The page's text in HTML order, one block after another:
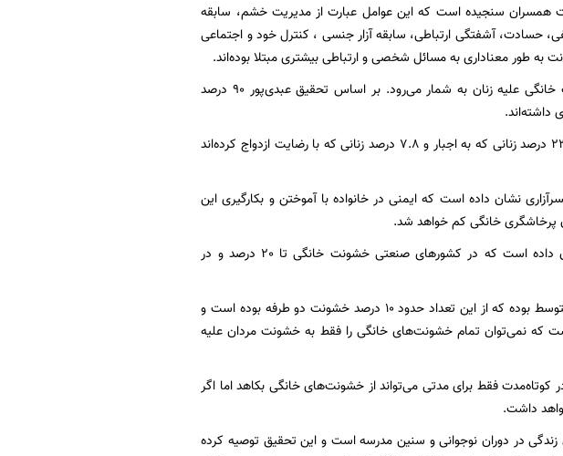
همسران سنجیده است که این عوامل عبارت از مدیریت خشم، سابقه
حسادت، آشفتگی ارتباطی،‌ سابقه آزار جنسی ، کنترل خود و اجتماعی
معناداری به مسائل شخصی و ارتباطی بیشتری مبتلا بوده‌اند.
اجباری بودن ازدواج و تعدد زوجات نیز از امور موثر در بروز خشونت خانگی علیه زنان به شمار می‌رود. بر اساس تحقیق عبدی‌پور 90 درصد
داشته‌اند.
یک تحقیق توسط هاشمی‌نسب در کشور نیز نشان داده است که 23.5 درصد زنانی که به اجبار و 7.8 درصد زنانی که با رضایت ازدواج کرده‌اند
نشان داده است که ایمنی در خانواده با آموختن و بکارگیری این
پرخاشگری خانگی کم خواهد شد.
بیانیه شماره 239 سازمان بهداشت جهانی در سال 2008 نیز نشان داده است که در کشورهای صنعتی خشونت خانگی تا 20 درصد و در
در پژوهش حاضر میزان همسرآزاری در زنان مورد بررسی 117 درصد متوسط بوده که از این تعداد حدود 10 درصد خشونت دو طرفه بوده است و
که نمی‌توان تمام خشونت‌های خانگی را فقط به خشونت مردان علیه
فقط برای مدتی می‌تواند از خشونت‌های خانگی بکاهد اما اگر
داشت.
زندگی در دوران نوجوانی و سنین مدرسه است و این تحقیق توصیه کرده